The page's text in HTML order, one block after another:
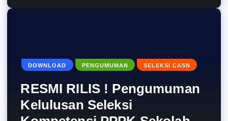
DOWNLOAD PENGUMUMAN SELEKSI CASN
RESMI RILIS ! Pengumuman
Kelulusan Seleksi